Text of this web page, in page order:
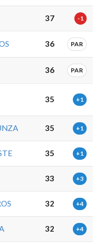
37 -1
36 PAR
36 PAR
35 +1
35 +1
35 +1
33 +3
32 +4
32 +4